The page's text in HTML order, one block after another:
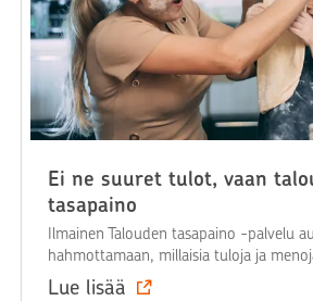
Ei ne suuret tulot, vaan
tasapaino
Ilmainen Talouden tasapaino -palvelu
hahmottamaan, millaisia tuloja ja
Lue lisää